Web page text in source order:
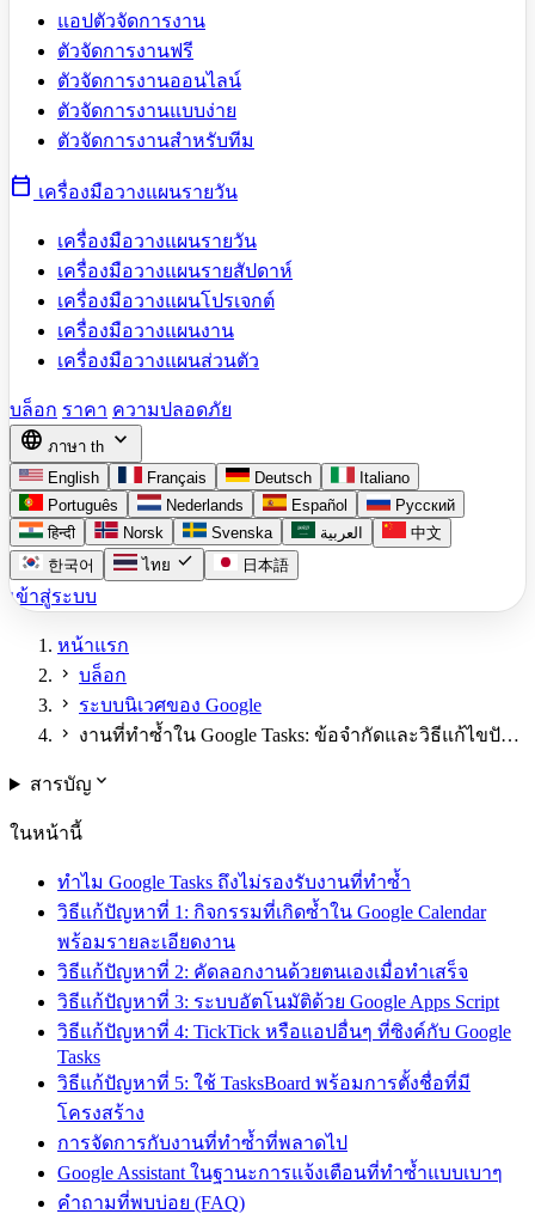
แอปตัวจัดการงาน
ตัวจัดการงานฟรี
ตัวจัดการงานออนไลน์
ตัวจัดการงานแบบง่าย
ตัวจัดการงานสำหรับทีม
calendar_today เครื่องมือวางแผนรายวัน
เครื่องมือวางแผนรายวัน
เครื่องมือวางแผนรายสัปดาห์
เครื่องมือวางแผนโปรเจกต์
เครื่องมือวางแผนงาน
เครื่องมือวางแผนส่วนตัว
บล็อก ราคา ความปลอดภัย
language ภาษา th expand_more
English Français Deutsch
Italiano
Português
Nederlands Español
Русский
हिन्दी
Norsk Svenska العربية
中文
한국어
ไทย check 日本語
เข้าสู่ระบบ
หน้าแรก
chevron_right บล็อก
chevron_right ระบบนิเวศของ Google
chevron_right งานที่ทำซ้ำใน Google Tasks: ข้อจำกัดและวิธีแก้ไขปั…
สารบัญ expand_more
ในหน้านี้
ทำไม Google Tasks ถึงไม่รองรับงานที่ทำซ้ำ
วิธีแก้ปัญหาที่ 1: กิจกรรมที่เกิดซ้ำใน Google Calendar
พร้อมรายละเอียดงาน
วิธีแก้ปัญหาที่ 2: คัดลอกงานด้วยตนเองเมื่อทำเสร็จ
วิธีแก้ปัญหาที่ 3: ระบบอัตโนมัติด้วย Google Apps Script
วิธีแก้ปัญหาที่ 4: TickTick หรือแอปอื่นๆ ที่ซิงค์กับ Google
Tasks
วิธีแก้ปัญหาที่ 5: ใช้ TasksBoard พร้อมการตั้งชื่อที่มี
โครงสร้าง
การจัดการกับงานที่ทำซ้ำที่พลาดไป
Google Assistant ในฐานะการแจ้งเตือนที่ทำซ้ำแบบเบาๆ
คำถามที่พบบ่อย (FAQ)